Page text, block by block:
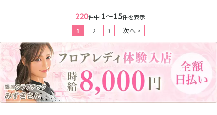
220件中 1〜15件を表示
1 2 3 次へ >
越谷レイクタウン駅
東京メトロ東西線
中野駅
西船橋駅
浦安駅
葛西駅
西葛西駅
門前仲町駅
南行徳駅
高田馬場駅